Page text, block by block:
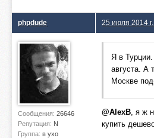
phpdude
Сообщения: 26646
Репутация: N
Группа: в ухо
25 июля 2014
Я в Турции.
августа. А
Москве
@AlexB, я ж
купить